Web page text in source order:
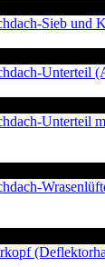
Sieb und
Unterteil
Unterteil